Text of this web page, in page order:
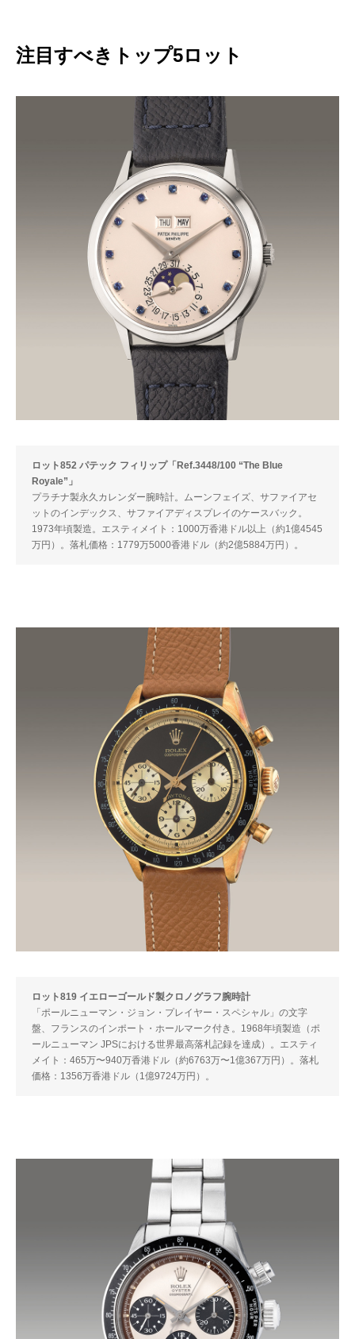
注目すべきトップ5ロット
ロット852 パテック フィリップ「Ref.3448/100 “The Blue
Royale”」
プラチナ製永久カレンダー腕時計。ムーンフェイズ、サファイアセ
ットのインデックス、サファイアディスプレイのケースバック。
1973年頃製造。エスティメイト：1000万香港ドル以上（約1億4545
万円）。落札価格：1779万5000香港ドル（約2億5884万円）。
ロット819 イエローゴールド製クロノグラフ腕時計
「ポールニューマン・ジョン・プレイヤー・スペシャル」の文字
盤、フランスのインポート・ホールマーク付き。1968年頃製造（ポ
ールニューマン JPSにおける世界最高落札記録を達成）。エスティ
メイト：465万〜940万香港ドル（約6763万〜1億367万円）。落札
価格：1356万香港ドル（1億9724万円）。